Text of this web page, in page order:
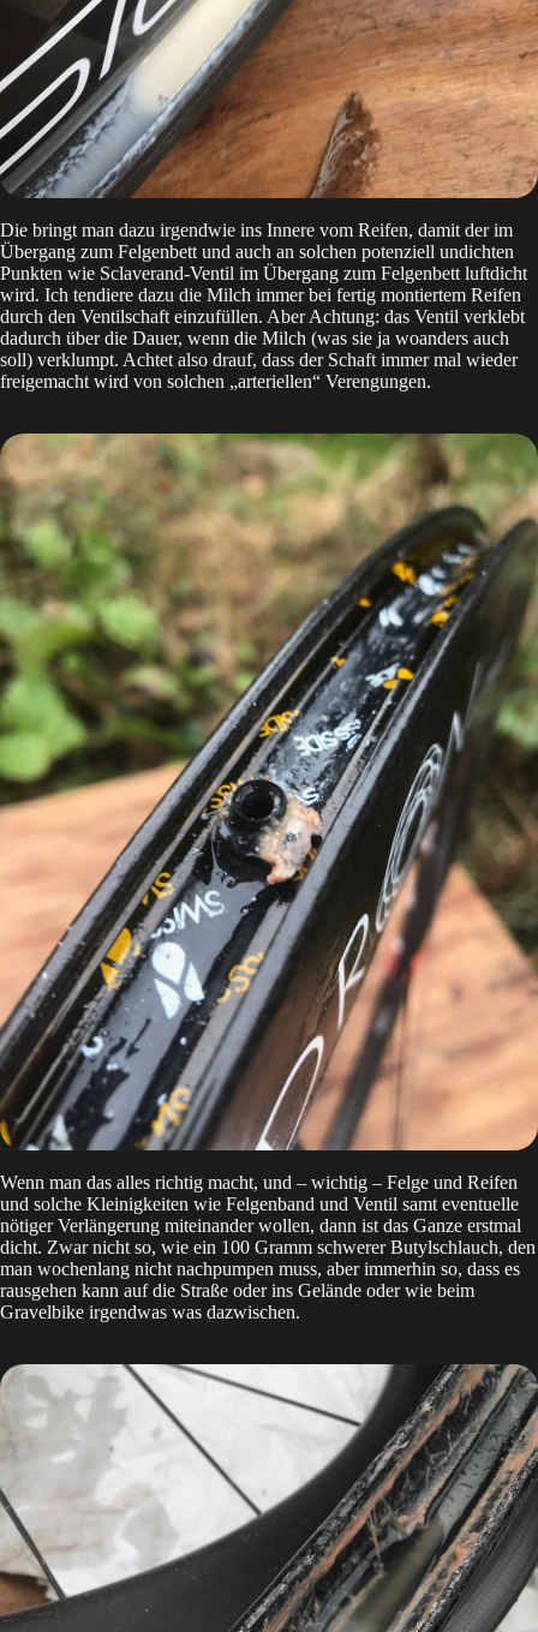
Die bringt man dazu irgendwie ins Innere vom Reifen, damit der im
Übergang zum Felgenbett und auch an solchen potenziell undichten
Punkten wie Sclaverand-Ventil im Übergang zum Felgenbett luftdicht
wird. Ich tendiere dazu die Milch immer bei fertig montiertem Reifen
durch den Ventilschaft einzufüllen. Aber Achtung: das Ventil verklebt
dadurch über die Dauer, wenn die Milch (was sie ja woanders auch
soll) verklumpt. Achtet also drauf, dass der Schaft immer mal wieder
freigemacht wird von solchen „arteriellen“ Verengungen.
Wenn man das alles richtig macht, und – wichtig – Felge und Reifen
und solche Kleinigkeiten wie Felgenband und Ventil samt eventuelle
nötiger Verlängerung miteinander wollen, dann ist das Ganze erstmal
dicht. Zwar nicht so, wie ein 100 Gramm schwerer Butylschlauch, den
man wochenlang nicht nachpumpen muss, aber immerhin so, dass es
rausgehen kann auf die Straße oder ins Gelände oder wie beim
Gravelbike irgendwas was dazwischen.